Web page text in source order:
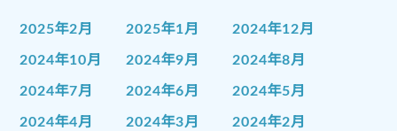
2025年2月 2025年1月 2024年12月
2024年10月 2024年9月 2024年8月
2024年7月 2024年6月 2024年5月
2024年4月 2024年3月 2024年2月